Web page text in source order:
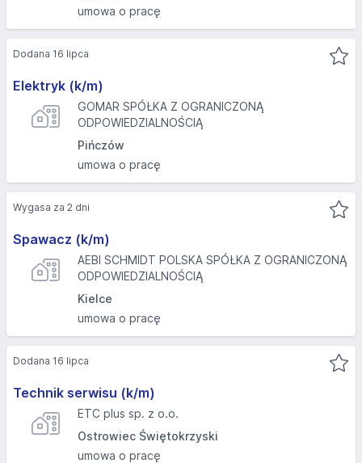
umowa o pracę
Elektryk (k/m)
GOMAR SPÓŁKA Z OGRANICZONĄ
ODPOWIEDZIALNOŚCIĄ
Pińczów
umowa o pracę
Dodana 16 lipca
Spawacz (k/m)
AEBI SCHMIDT POLSKA SPÓŁKA Z OGRANICZONĄ
ODPOWIEDZIALNOŚCIĄ
Kielce
umowa o pracę
Wygasa za 2 dni
Technik serwisu (k/m)
ETC plus sp. z o.o.
Ostrowiec Świętokrzyski
umowa o pracę
Dodana 16 lipca